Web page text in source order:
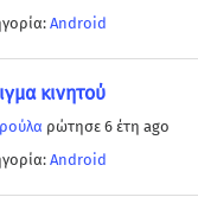
Android
κινητού
ρώτησε 6 έτη ago
Android